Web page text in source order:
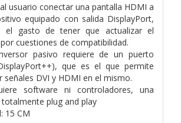
usuario conectar una pantalla HDMI a
equipado con salida DisplayPort,
el gasto de tener que actualizar el
cuestiones de compatibilidad.
pasivo requiere de un puerto
que es el que permite
señales DVI y HDMI en el mismo.
software ni controladores, una
plug and play
15 CM